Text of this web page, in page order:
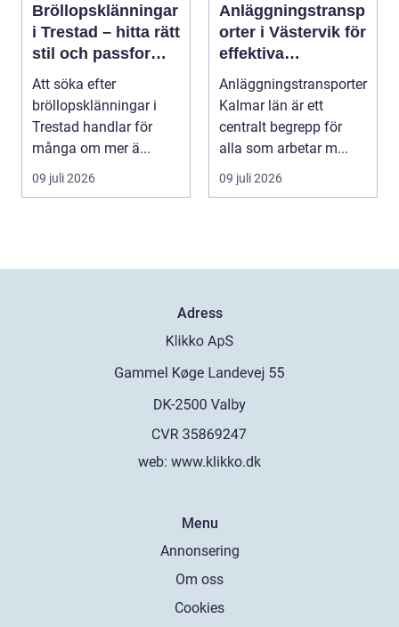
Bröllopsklänningar
i Trestad – hitta rätt
stil och passform
inför den stora
dagen
Att söka efter
bröllopsklänningar i
Trestad handlar för
många om mer ä...
09 juli 2026
Anläggningstransp
orter i Västervik för
effektiva
byggprojekt
Anläggningstransporter
Kalmar län är ett
centralt begrepp för
alla som arbetar m...
09 juli 2026
Adress
web: www.klikko.dk
Menu
Annonsering
Om oss
Cookies